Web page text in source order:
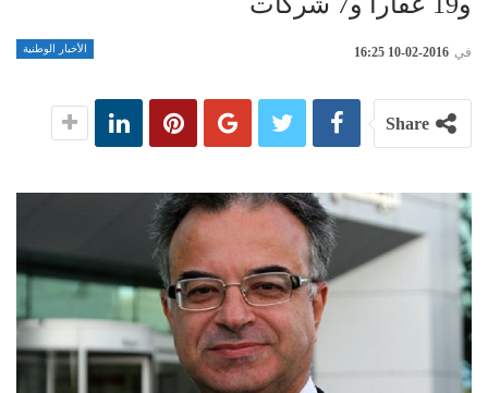
الأخبار الوطنية في 2016-02-10 16:25
Share